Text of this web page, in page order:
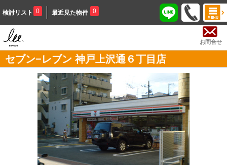
検討リスト 0 最近見た物件 0
お問合せ
セブン−レブン 神戸上沢通６丁目店